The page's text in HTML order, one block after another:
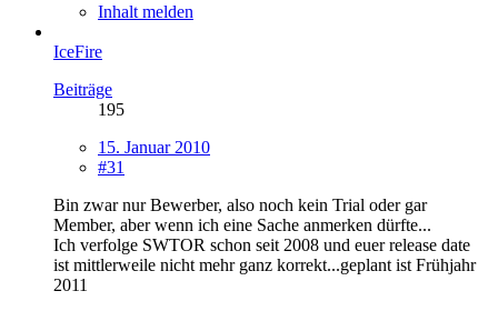
Inhalt melden
IceFire
Beiträge
195
15. Januar 2010
#31
Bin zwar nur Bewerber, also noch kein Trial oder gar
Member, aber wenn ich eine Sache anmerken dürfte...
Ich verfolge SWTOR schon seit 2008 und euer release date
ist mittlerweile nicht mehr ganz korrekt...geplant ist Frühjahr
2011